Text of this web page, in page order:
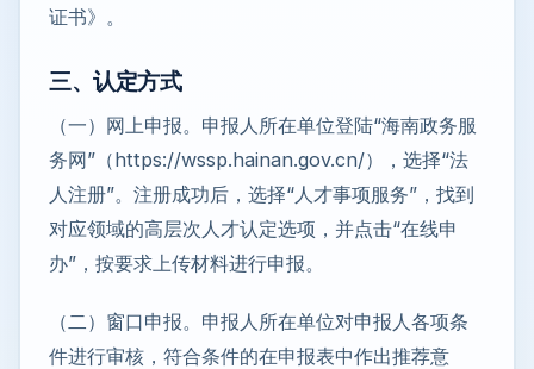
证书》。
三、认定方式
（一）网上申报。申报人所在单位登陆“海南政务服
务网”（https://wssp.hainan.gov.cn/），选择“法
人注册”。注册成功后，选择“人才事项服务”，找到
对应领域的高层次人才认定选项，并点击“在线申
办”，按要求上传材料进行申报。
（二）窗口申报。申报人所在单位对申报人各项条
件进行审核，符合条件的在申报表中作出推荐意